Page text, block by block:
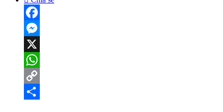
Facebook
Messenger
X
WhatsApp
Copy